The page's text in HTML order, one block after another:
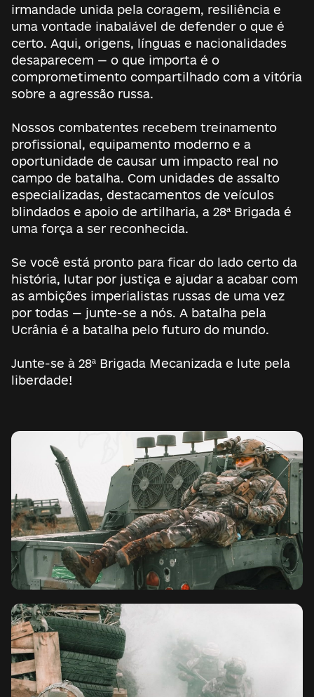
irmandade unida pela coragem, resiliência e
uma vontade inabalável de defender o que é
certo. Aqui, origens, línguas e nacionalidades
desaparecem — o que importa é o
comprometimento compartilhado com a vitória
sobre a agressão russa.
Nossos combatentes recebem treinamento
profissional, equipamento moderno e a
oportunidade de causar um impacto real no
campo de batalha. Com unidades de assalto
especializadas, destacamentos de veículos
blindados e apoio de artilharia, a 28ª Brigada é
uma força a ser reconhecida.
Se você está pronto para ficar do lado certo da
história, lutar por justiça e ajudar a acabar com
as ambições imperialistas russas de uma vez
por todas — junte-se a nós. A batalha pela
Ucrânia é a batalha pelo futuro do mundo.
Junte-se à 28ª Brigada Mecanizada e lute pela
liberdade!